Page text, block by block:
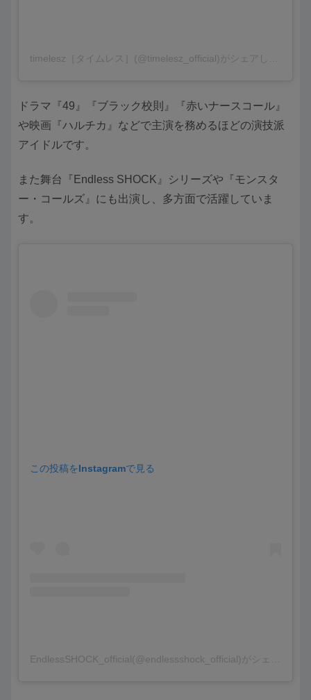
timelesz［タイムレス］(@timelesz_official)がシェアした投稿
ドラマ『49』『ブラック校則』『赤いナースコール』
や映画『ハルチカ』などで主演を務めるほどの演技派
アイドルです。
また舞台『Endless SHOCK』シリーズや『モンスタ
ー・コールズ』にも出演し、多方面で活躍していま
す。
この投稿をInstagramで見る